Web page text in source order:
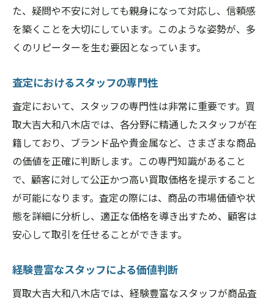
た、疑問や不安に対しても親身になって対応し、信頼感
を築くことを大切にしています。このような姿勢が、多
くのリピーターを生む要因となっています。
査定におけるスタッフの専門性
査定において、スタッフの専門性は非常に重要です。買
取大吉大和八木店では、各分野に精通したスタッフが在
籍しており、ブランド品や貴金属など、さまざまな商品
の価値を正確に判断します。この専門知識があること
で、顧客に対して公正かつ高い買取価格を提示すること
が可能になります。査定の際には、商品の市場価値や状
態を詳細に分析し、適正な価格を導き出すため、顧客は
安心して取引を任せることができます。
経験豊富なスタッフによる価値判断
買取大吉大和八木店では、経験豊富なスタッフが商品査